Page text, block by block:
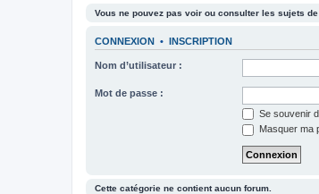
Vous ne pouvez pas voir ou consulter les sujets de
CONNEXION • INSCRIPTION
Nom d’utilisateur :
Mot de passe :
Se souvenir
Masquer ma
Cette catégorie ne contient aucun forum.